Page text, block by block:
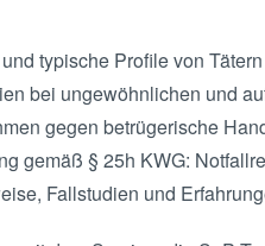
typische Profile von Tätern
bei ungewöhnlichen und
gegen betrügerische
gemäß § 25h KWG:
Fallstudien und